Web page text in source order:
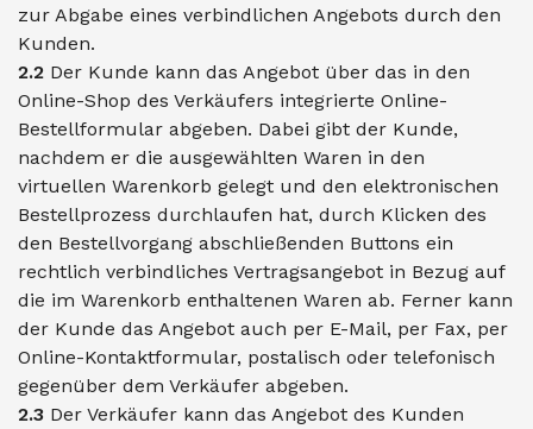
zur Abgabe eines verbindlichen Angebots durch den
Kunden.
2.2 Der Kunde kann das Angebot über das in den
Online-Shop des Verkäufers integrierte Online-
Bestellformular abgeben. Dabei gibt der Kunde,
nachdem er die ausgewählten Waren in den
virtuellen Warenkorb gelegt und den elektronischen
Bestellprozess durchlaufen hat, durch Klicken des
den Bestellvorgang abschließenden Buttons ein
rechtlich verbindliches Vertragsangebot in Bezug auf
die im Warenkorb enthaltenen Waren ab. Ferner kann
der Kunde das Angebot auch per E-Mail, per Fax, per
Online-Kontaktformular, postalisch oder telefonisch
gegenüber dem Verkäufer abgeben.
2.3 Der Verkäufer kann das Angebot des Kunden